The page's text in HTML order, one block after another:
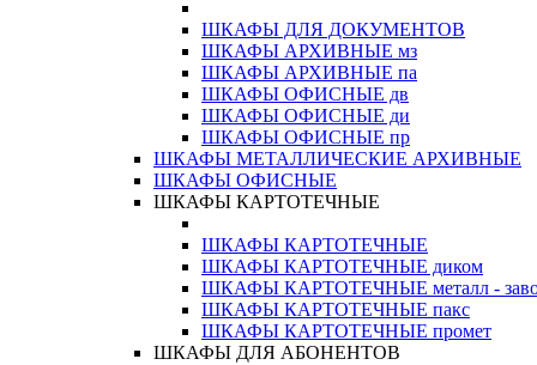
ШКАФЫ ДЛЯ ДОКУМЕНТОВ
ШКАФЫ АРХИВНЫЕ мз
ШКАФЫ АРХИВНЫЕ па
ШКАФЫ ОФИСНЫЕ дв
ШКАФЫ ОФИСНЫЕ ди
ШКАФЫ ОФИСНЫЕ пр
ШКАФЫ МЕТАЛЛИЧЕСКИЕ АРХИВНЫЕ
ШКАФЫ ОФИСНЫЕ
ШКАФЫ КАРТОТЕЧНЫЕ
ШКАФЫ КАРТОТЕЧНЫЕ
ШКАФЫ КАРТОТЕЧНЫЕ диком
ШКАФЫ КАРТОТЕЧНЫЕ металл -
ШКАФЫ КАРТОТЕЧНЫЕ пакс
ШКАФЫ КАРТОТЕЧНЫЕ промет
ШКАФЫ ДЛЯ АБОНЕНТОВ